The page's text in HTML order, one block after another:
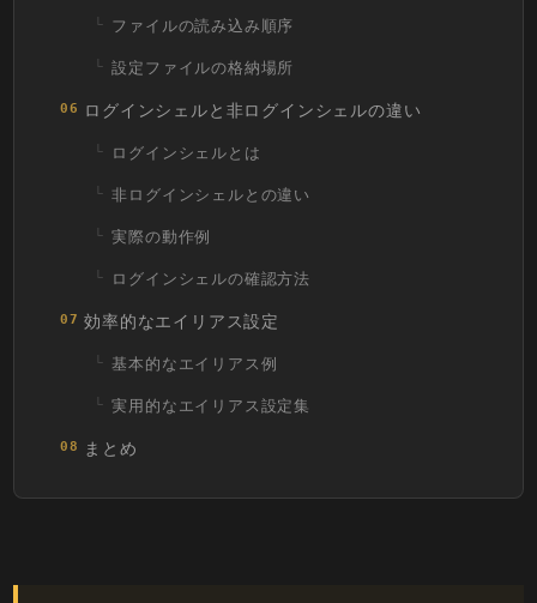
ファイルの読み込み順序
設定ファイルの格納場所
06 ログインシェルと非ログインシェルの違い
ログインシェルとは
非ログインシェルとの違い
実際の動作例
ログインシェルの確認方法
07 効率的なエイリアス設定
基本的なエイリアス例
実用的なエイリアス設定集
08 まとめ